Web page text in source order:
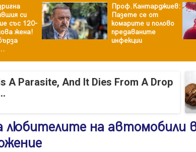
си
със 120-
жена!
Проф.Кантарджиев:
Пазете се от
комарите и полово
предаваните
инфекции
A Parasite, And It Dies From A Drop
любителите на автомобили